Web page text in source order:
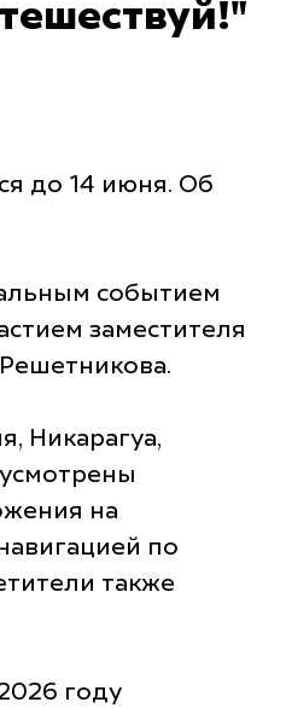
до 14 июня. Об
событием
заместителя
Никарагуа,
на
по
также
году